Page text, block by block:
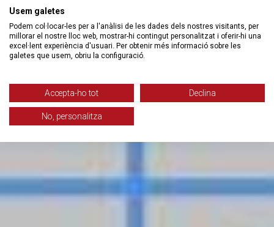
Usem galetes
Podem col·locar-les per a l'anàlisi de les dades dels nostres visitants, per
millorar el nostre lloc web, mostrar-hi contingut personalitzat i oferir-hi una
excel·lent experiència d'usuari. Per obtenir més informació sobre les
galetes que usem, obriu la configuració.
Accepta-ho tot Declina
No, personalitza